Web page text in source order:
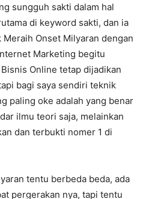
sungguh sakti dalam hal
di keyword sakti, dan ia
Onset Milyaran dengan
Marketing begitu
Online tetap dijadikan
bagi saya sendiri teknik
paling oke adalah yang benar
ilmu teori saja, melainkan
dan terbukti nomer 1 di
tentu berbeda beda, ada
pergerakan nya, tapi tentu